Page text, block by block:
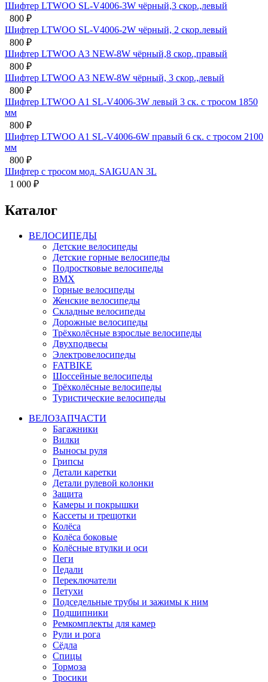
скор.,левый
2 скор.левый
скор.,правый
3 скор.,левый
3 ск. с тросом 1850
6 ск. с тросом 2100
Каталог
ВЕЛОСИПЕДЫ
Детские велосипеды
Детские горные велосипеды
Подростковые велосипеды
BMX
Горные велосипеды
Женские велосипеды
Складные велосипеды
Дорожные велосипеды
Трёхколёсные взрослые велосипеды
Двухподвесы
Электровелосипеды
FATBIKE
Шоссейные велосипеды
Трёхколёсные велосипеды
Туристические велосипеды
ВЕЛОЗАПЧАСТИ
Багажники
Вилки
Выносы руля
Грипсы
Детали каретки
Детали рулевой колонки
Защита
Камеры и покрышки
Кассеты и трещотки
Колёса
Колёса боковые
Колёсные втулки и оси
Пеги
Педали
Переключатели
Петухи
Подседельные трубы и зажимы к ним
Подшипники
Ремкомплекты для камер
Рули и рога
Сёдла
Спицы
Тормоза
Тросики